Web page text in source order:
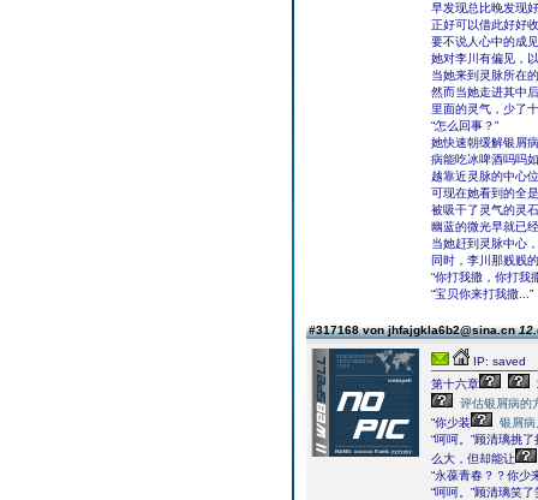
早发现总比晚发现
正好可以借此好好
要不说人心中的成
她对李川有偏见，
当她来到灵脉所在
然而当她走进其中
里面的灵气，少了
“怎么回事？”
她快速朝缓解银屑
病能吃冰啤酒吗吗
越靠近灵脉的中心
可现在她看到的全
被吸干了灵气的灵
幽蓝的微光早就已
当她赶到灵脉中心
同时，李川那贱贱
“你打我撒，你打我
“宝贝你来打我撒...”
#317168 von jhfajgkla6b2@sina.cn
IP: saved
第十六章
评估银屑病的
“你少装
银屑病
“呵呵。”顾清璃挑
么大，但却能让
“永葆青春？？你少
“呵呵。”顾清璃笑